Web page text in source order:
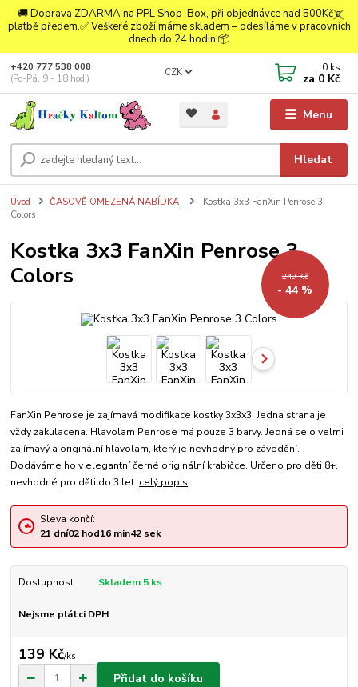
🚚 Doprava ZDARMA na PPL Shop-Box, při objednávce nad 500Kč a
platbě předem.✅ Veškeré zboží máme skladem – odesíláme v pracovních
dnech do 24 hodin.📦
Menu
CZK
Hledat
+420 777 538 008
(Po-Pá, 9 - 18 hod.)
0 ks
za 0 Kč
Úvod ČASOVĚ OMEZENÁ NABÍDKA
Kostka 3x3 FanXin Penrose 3
Colors
Kostka 3x3 FanXin Penrose 3
Colors
249 Kč
- 44 %
FanXin Penrose je zajímavá modifikace kostky 3x3x3. Jedna strana je
vždy zakulacena. Hlavolam Penrose má pouze 3 barvy. Jedná se o velmi
zajímavý a originální hlavolam, který je nevhodný pro závodění.
Dodáváme ho v elegantní černé originální krabičce. Určeno pro děti 8+,
nevhodné pro děti do 3 let. celý popis
Sleva končí:
21 dní02hod16min42sek
Dostupnost Skladem 5 ks
Nejsme plátci DPH
139 Kč/ks
Přidat do košíku